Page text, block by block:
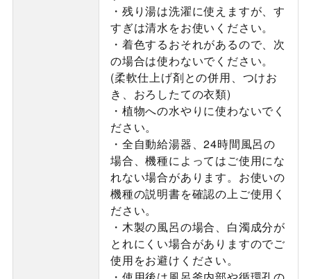
・残り湯は洗濯に使えますが、す
すぎは清水をお使いください。
・着色するおそれがあるので、次
の場合は使わないでください。
(柔軟仕上げ剤との併用、つけお
き、おろしたての衣類)
・植物への水やりに使わないでく
ださい。
・全自動給湯器、24時間風呂の
場合、機種によってはご使用にな
れない場合があります。お使いの
機種の説明書を確認の上ご使用く
ださい。
・木製の風呂の場合、白濁成分が
とれにくい場合がありますのでご
使用をお避けください。